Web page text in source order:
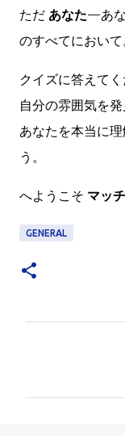
ただ あなた—あな
のすべてにおいて
クイズに答えてく
自分の雰囲気を発
あなたを本当に
う。
へようこそ マッ
GENERAL